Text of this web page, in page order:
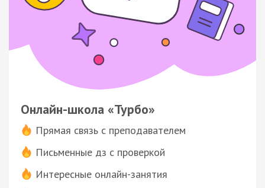
Онлайн-школа «Турбо»
Прямая связь с преподавателем
Письменные дз с проверкой
Интересные онлайн-занятия